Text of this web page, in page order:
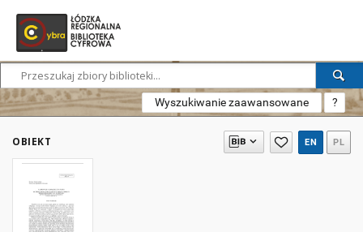
Wyszukiwanie zaawansowane ?
OBIEKT EN PL